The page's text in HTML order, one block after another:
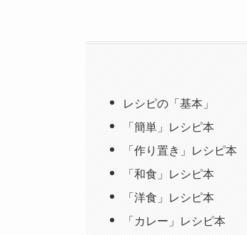
レシピの「基本」
「簡単」レシピ本
「作り置き」レシピ本
「和食」レシピ本
「洋食」レシピ本
「カレー」レシピ本